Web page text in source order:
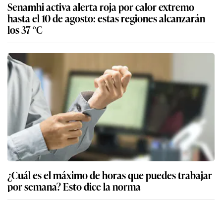
Senamhi activa alerta roja por calor extremo
hasta el 10 de agosto: estas regiones alcanzarán
los 37 °C
¿Cuál es el máximo de horas que puedes trabajar
por semana? Esto dice la norma